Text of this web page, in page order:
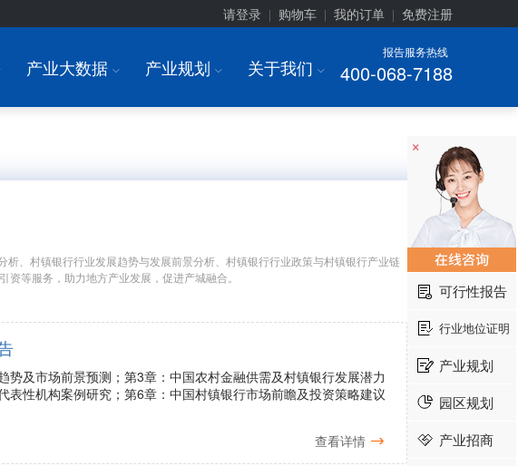
请登录 购物车 我的订单 免费注册
报告服务热线
400-068-7188
产业大数据 I 产业规划 I 关于我们 I
、村镇银行行业发展趋势与发展前景分析、村镇银行行业政策与村镇银行产业链
等服务，助力地方产业发展，促进产城融合。
及市场前景预测；第3章：中国农村金融供需及村镇银行发展潜力
性机构案例研究；第6章：中国村镇银行市场前瞻及投资策略建议
查看详情
×
可行性报告
行业地位证明
产业规划
园区规划
产业招商